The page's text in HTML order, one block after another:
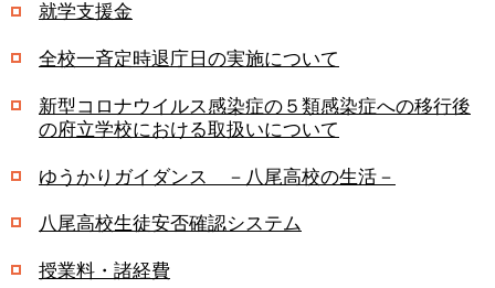
就学支援金
全校一斉定時退庁日の実施について
新型コロナウイルス感染症の５類感染症への移行後
の府立学校における取扱いについて
ゆうかりガイダンス －八尾高校の生活－
八尾高校生徒安否確認システム
授業料・諸経費